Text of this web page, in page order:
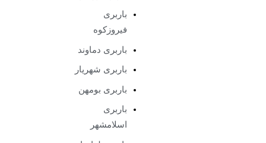
باربری
فیروزکوه
باربری دماوند
باربری شهریار
باربری بومهن
باربری
اسلامشهر